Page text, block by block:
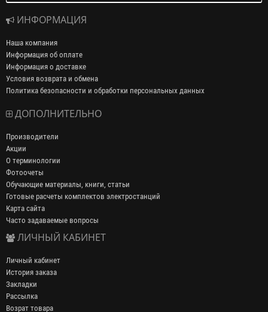
ИНФОРМАЦИЯ
Наша компания
Информация об оплате
Информация о доставке
Условия возврата и обмена
Политика безопасности и обработки персональных данных
ДОПОЛНИТЕЛЬНО
Производители
Акции
О терминологии
Фотоочеты
Обучающие материалы, книги, статьи
Готовые расчеты комплектов электростанций
Карта сайта
Часто задаваемые вопросы
ЛИЧНЫЙ КАБИНЕТ
Личный кабинет
История заказа
Закладки
Рассылка
Возрат товара